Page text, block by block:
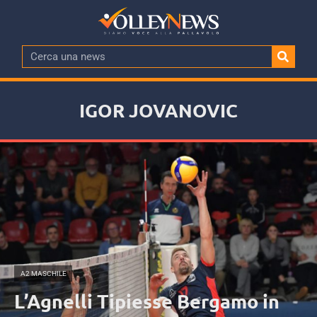
IGOR JOVANOVIC
A2 MASCHILE
L’Agnelli Tipiesse Bergamo in